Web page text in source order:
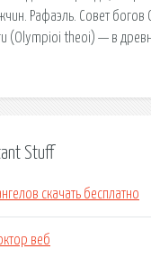
Рафаэль. Совет богов
(Olympioi theoi) — в
Stuff
скачать бесплатно
веб